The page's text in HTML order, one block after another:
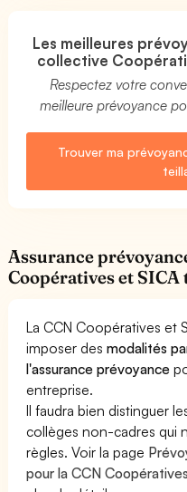
Les meilleures
collective
Respectez votre
meilleure prévoyance
Trouver ma
Assurance
Coopératives et SICA
La CCN Coopératives et
imposer desmodalités
l'assurance prévoyance
entreprise.
Il faudra bien distinguer
collèges non-cadres qui
règles. Voir la page
pour la CCN